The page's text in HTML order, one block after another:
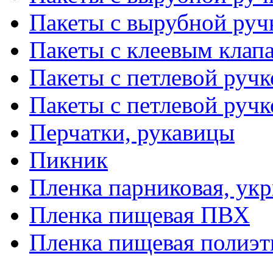
Пакеты с вырубной
Пакеты с клеевым
Пакеты с петлевой
Пакеты с петлевой
Перчатки, рукавицы
Пикник
Пленка парниковая,
Пленка пищевая ПВХ
Пленка пищевая